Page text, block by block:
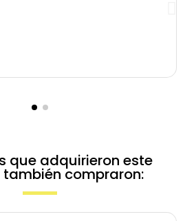
que adquirieron este
compraron: